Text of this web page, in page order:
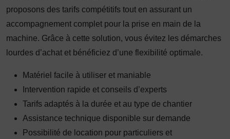
proposons des tarifs compétitifs tout en assurant un
accompagnement complet pour la prise en main de la
machine. Grâce à cette solution, vous évitez les démarches
lourdes d’achat et bénéficiez d’une flexibilité optimale.
Matériel facile à utiliser et maniable
Intervention rapide et conseils d’experts
Tarifs adaptés à la durée et au type de chantier
Assistance technique disponible sur demande
Possibilité de location pour particuliers et